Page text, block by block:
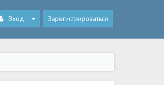
Вход Зарегистрироваться